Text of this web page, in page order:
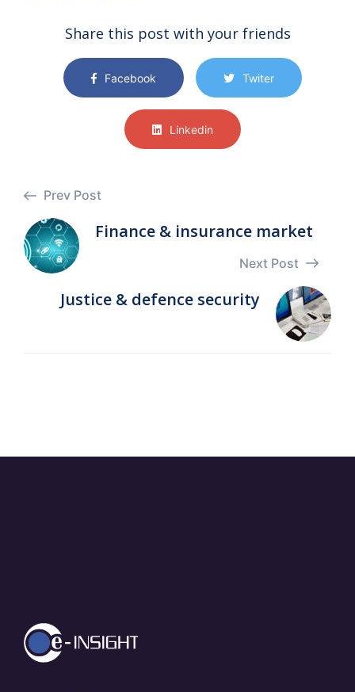
Share this post with your friends
Facebook Twiter
Linkedin
Prev Post
Finance & insurance market
Next Post
Justice & defence security